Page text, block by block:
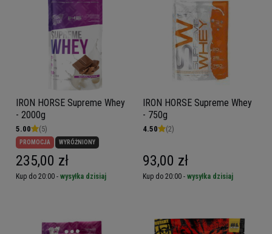
IRON HORSE Supreme Whey
- 2000g
5.00 (5)
PROMOCJA WYRÓŻNIONY
235,00 zł
Kup do 20:00 - wysyłka dzisiaj
IRON HORSE Supreme Whey
- 750g
4.50 (2)
93,00 zł
Kup do 20:00 - wysyłka dzisiaj